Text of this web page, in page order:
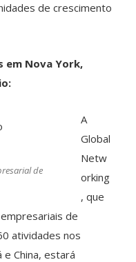
de crescimento
em Nova York,
de
A
Global
Netw
orking
, que
de
atividades nos
China, estará